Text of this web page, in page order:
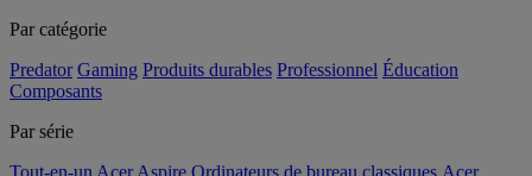
Par catégorie
Predator Gaming Produits durables Professionnel Éducation
Composants
Par série
Tout-en-un Acer Aspire Ordinateurs de bureau classiques Acer